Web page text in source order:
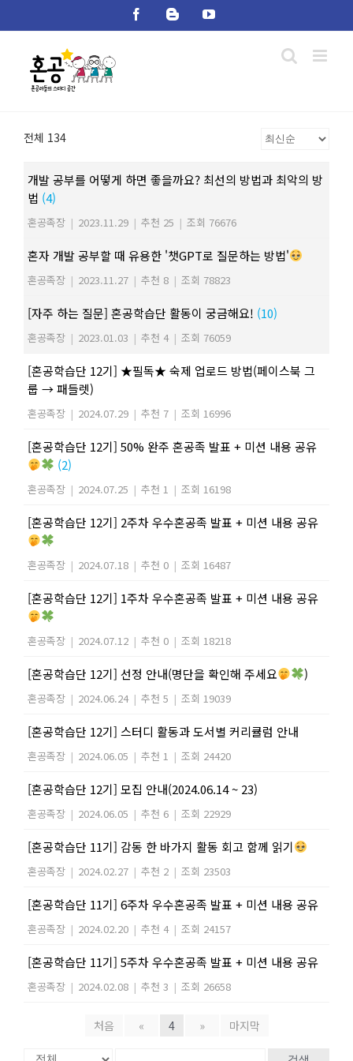
FacebookBloggerYouTube
전체 134
개발 공부를 어떻게 하면 좋을까요? 최선의 방법과 최악의 방
법 (4)
혼공족장 | 2023.11.29 | 추천 25 | 조회 76676
혼자 개발 공부할 때 유용한 '챗GPT로 질문하는 방법'
혼공족장 | 2023.11.27 | 추천 8 | 조회 78823
[자주 하는 질문] 혼공학습단 활동이 궁금해요! (10)
혼공족장 | 2023.01.03 | 추천 4 | 조회 76059
[혼공학습단 12기] ★필독★ 숙제 업로드 방법(페이스북 그
룹 → 패들렛)
혼공족장 | 2024.07.29 | 추천 7 | 조회 16996
[혼공학습단 12기] 50% 완주 혼공족 발표 + 미션 내용 공유
(2)
혼공족장 | 2024.07.25 | 추천 1 | 조회 16198
[혼공학습단 12기] 2주차 우수혼공족 발표 + 미션 내용 공유
혼공족장 | 2024.07.18 | 추천 0 | 조회 16487
[혼공학습단 12기] 1주차 우수혼공족 발표 + 미션 내용 공유
혼공족장 | 2024.07.12 | 추천 0 | 조회 18218
[혼공학습단 12기] 선정 안내(명단을 확인해 주세요 )
혼공족장 | 2024.06.24 | 추천 5 | 조회 19039
[혼공학습단 12기] 스터디 활동과 도서별 커리큘럼 안내
혼공족장 | 2024.06.05 | 추천 1 | 조회 24420
[혼공학습단 12기] 모집 안내(2024.06.14 ~ 23)
혼공족장 | 2024.06.05 | 추천 6 | 조회 22929
[혼공학습단 11기] 감동 한 바가지 활동 회고 함께 읽기
혼공족장 | 2024.02.27 | 추천 2 | 조회 23503
[혼공학습단 11기] 6주차 우수혼공족 발표 + 미션 내용 공유
혼공족장 | 2024.02.20 | 추천 4 | 조회 24157
[혼공학습단 11기] 5주차 우수혼공족 발표 + 미션 내용 공유
혼공족장 | 2024.02.08 | 추천 3 | 조회 26658
처음 « 4 » 마지막